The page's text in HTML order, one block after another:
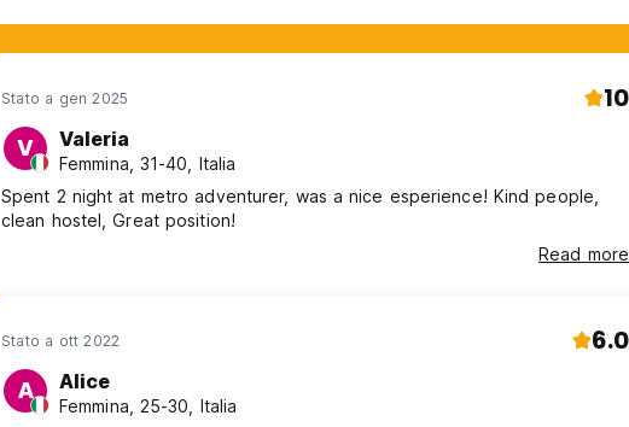
Stato a gen 2025 10
V Valeria
Femmina, 31-40, Italia
Spent 2 night at metro adventurer, was a nice esperience! Kind people,
clean hostel, Great position!
Read more
Stato a ott 2022 6.0
A Alice
Femmina, 25-30, Italia